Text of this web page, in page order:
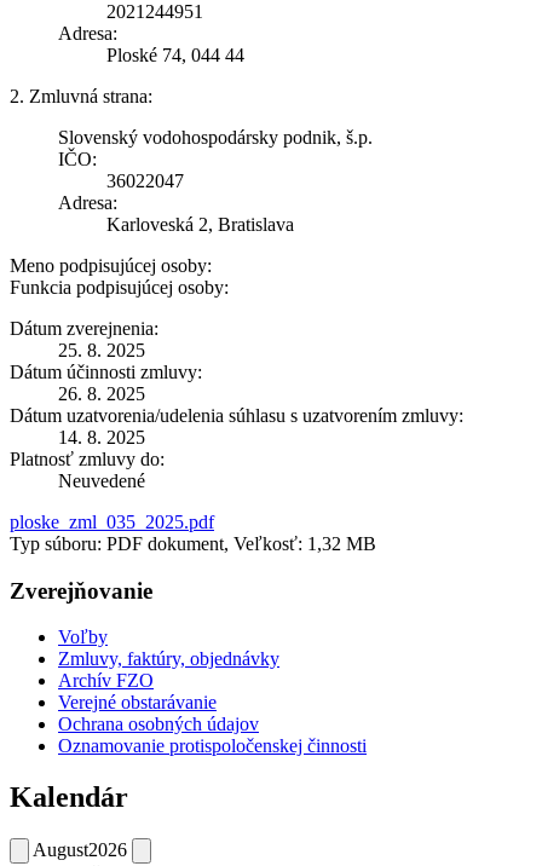
2021244951
Adresa:
Ploské 74, 044 44
2. Zmluvná strana:
Slovenský vodohospodársky podnik, š.p.
IČO:
36022047
Adresa:
Karloveská 2, Bratislava
Meno podpisujúcej osoby:
Funkcia podpisujúcej osoby:
Dátum zverejnenia:
25. 8. 2025
Dátum účinnosti zmluvy:
26. 8. 2025
Dátum uzatvorenia/udelenia súhlasu s uzatvorením zmluvy:
14. 8. 2025
Platnosť zmluvy do:
Neuvedené
ploske_zml_035_2025.pdf
Typ súboru: PDF dokument, Veľkosť: 1,32 MB
Zverejňovanie
Voľby
Zmluvy, faktúry, objednávky
Archív FZO
Verejné obstarávanie
Ochrana osobných údajov
Oznamovanie protispoločenskej činnosti
Kalendár
August2026